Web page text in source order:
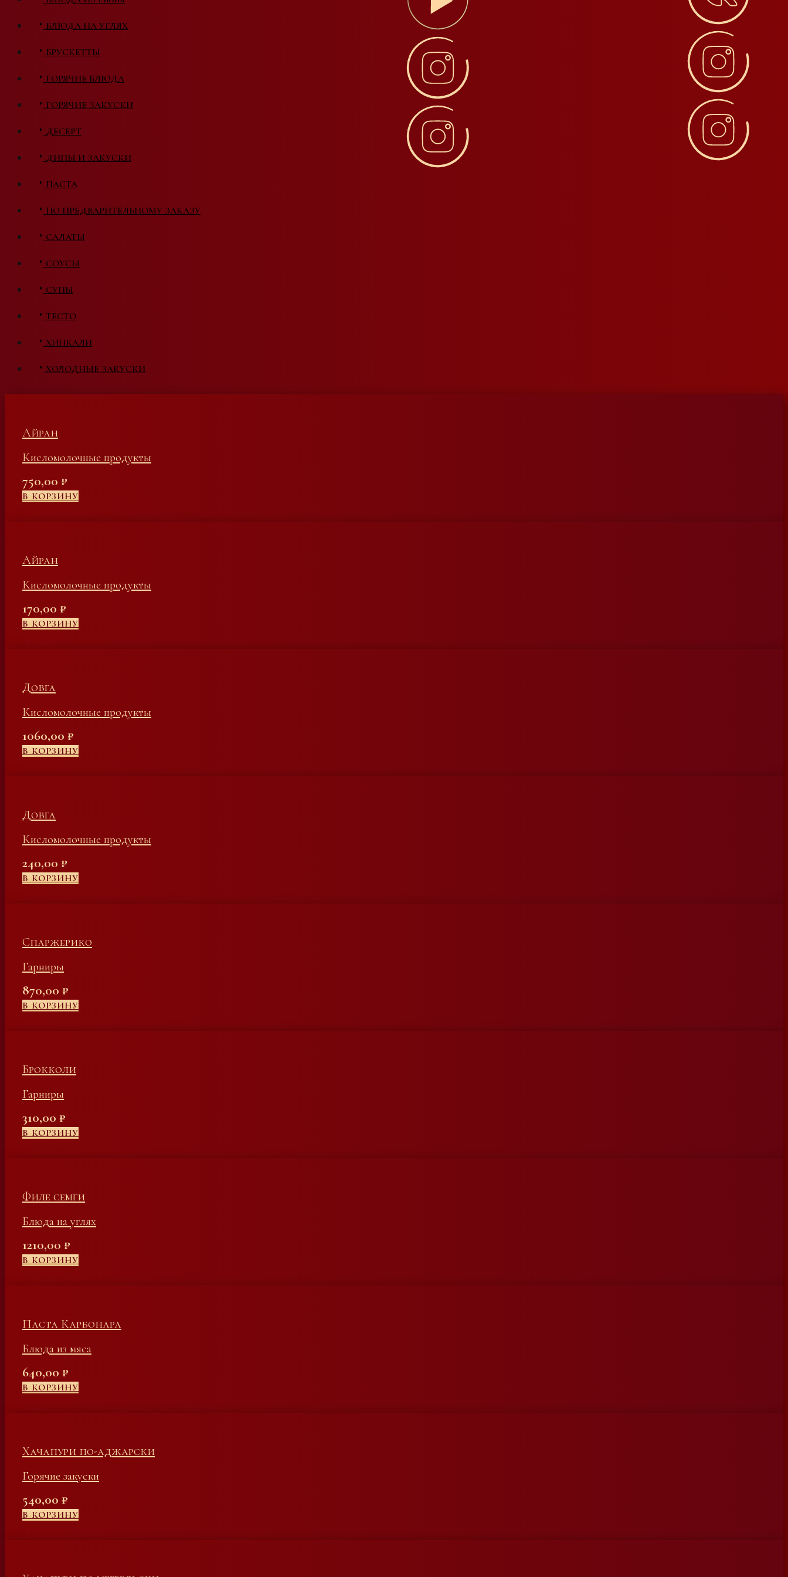
БЛЮДА НА УГЛЯХ
БРУСКЕТТЫ
ГОРЯЧИЕ БЛЮДА
ГОРЯЧИЕ ЗАКУСКИ
ДЕСЕРТ
ДИПЫ И ЗАКУСКИ
ПАСТА
ПО ПРЕДВАРИТЕЛЬНОМУ ЗАКАЗУ
САЛАТЫ
СОУСЫ
СУПЫ
ТЕСТО
ХИНКАЛИ
ХОЛОДНЫЕ ЗАКУСКИ
Айран
Кисломолочные продукты
750,00 ₽
В КОРЗИНУ
Айран
Кисломолочные продукты
170,00 ₽
В КОРЗИНУ
Довга
Кисломолочные продукты
1060,00 ₽
В КОРЗИНУ
Довга
Кисломолочные продукты
240,00 ₽
В КОРЗИНУ
Спаржерико
Гарниры
870,00 ₽
В КОРЗИНУ
Брокколи
Гарниры
310,00 ₽
В КОРЗИНУ
Филе семги
Блюда на углях
1210,00 ₽
В КОРЗИНУ
Паста Карбонара
Блюда из мяса
640,00 ₽
В КОРЗИНУ
Хачапури по-аджарски
Горячие закуски
540,00 ₽
В КОРЗИНУ